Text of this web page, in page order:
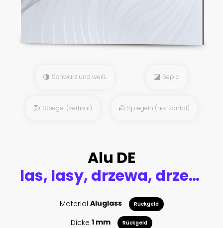
Schwarz und weiß Sepia
Spiegel (vertikal) Spiegeln (horizontal)
Alu DE
las, lasy, drzewa, drzewo, bory, sosny, jagodniki, jagody, sosna
Material Aluglass Rückgeld
Dicke 1 mm Rückgeld